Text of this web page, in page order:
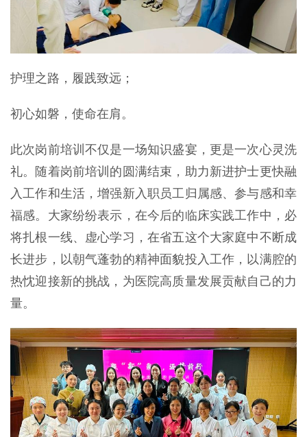
护理之路，履践致远；
初心如磐，使命在肩。
此次岗前培训不仅是一场知识盛宴，更是一次心灵洗
礼。随着岗前培训的圆满结束，助力新进护士更快融
入工作和生活，增强新入职员工归属感、参与感和幸
福感。大家纷纷表示，在今后的临床实践工作中，必
将扎根一线、虚心学习，在省五这个大家庭中不断成
长进步，以朝气蓬勃的精神面貌投入工作，以满腔的
热忱迎接新的挑战，为医院高质量发展贡献自己的力
量。